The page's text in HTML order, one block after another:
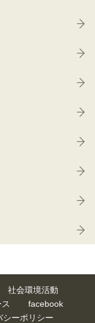
社会環境活動
facebook
シーポリシー